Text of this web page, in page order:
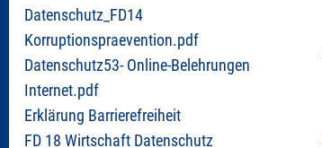
Datenschutz_FD14
Korruptionspraevention.pdf
Datenschutz53- Online-Belehrungen
Internet.pdf
Erklärung Barrierefreiheit
FD 18 Wirtschaft Datenschutz